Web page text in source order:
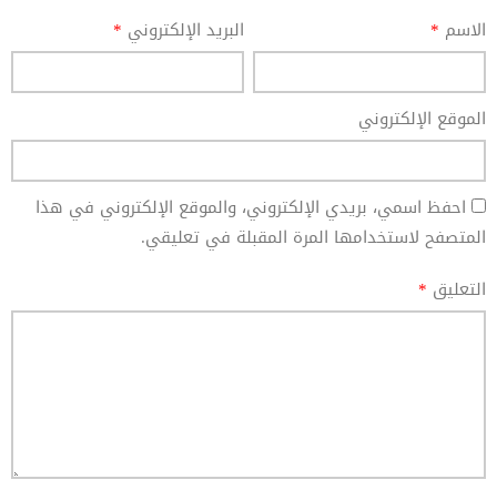
الاسم * البريد الإلكتروني *
الموقع الإلكتروني
احفظ اسمي، بريدي الإلكتروني، والموقع الإلكتروني في هذا
المتصفح لاستخدامها المرة المقبلة في تعليقي.
التعليق *